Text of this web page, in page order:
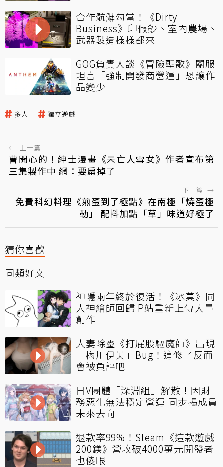
合作骯髒勾當！《Dirty
Business》印假鈔、室內農場、
武器製造樣樣都來
GOG負責人談《冒險聖歌》關服
坦言「強制開發商營運」恐讓作
品變少
多人 獨立遊戲
← 上一篇
曹開心的！紳士漫畫《未亡人雪女》作者宣布第
三集製作中 網：要扁掉了
下一篇 →
免費科幻料理《煎蛋到了極點》在南極「燒蛋極
勒」 配料加點「草」味道好極了
猜你喜歡
同類好文
神隱兩年終於復活！《冰菓》同
人神繪師回歸 P站重新上傳大量
創作
人妻除靈《打屁股驅魔師》出現
「梅川伊芙」Bug！這修了反而
會被負評吧
日V團體「深淵組」解散！因財
務惡化無法穩定營運 同步揭成員
未來去向
退款率99%！Steam《這款遊戲
200鎂》營收破4000萬元開發者
也傻眼